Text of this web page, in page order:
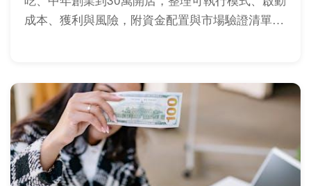
成本、獲利與風險，附資金配置與市場驗證清單，